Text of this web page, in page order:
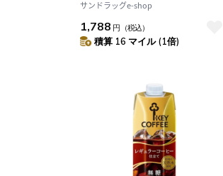
サンドラッグe-shop
1,788 円 （税込）
積算 16 マイル (1倍)